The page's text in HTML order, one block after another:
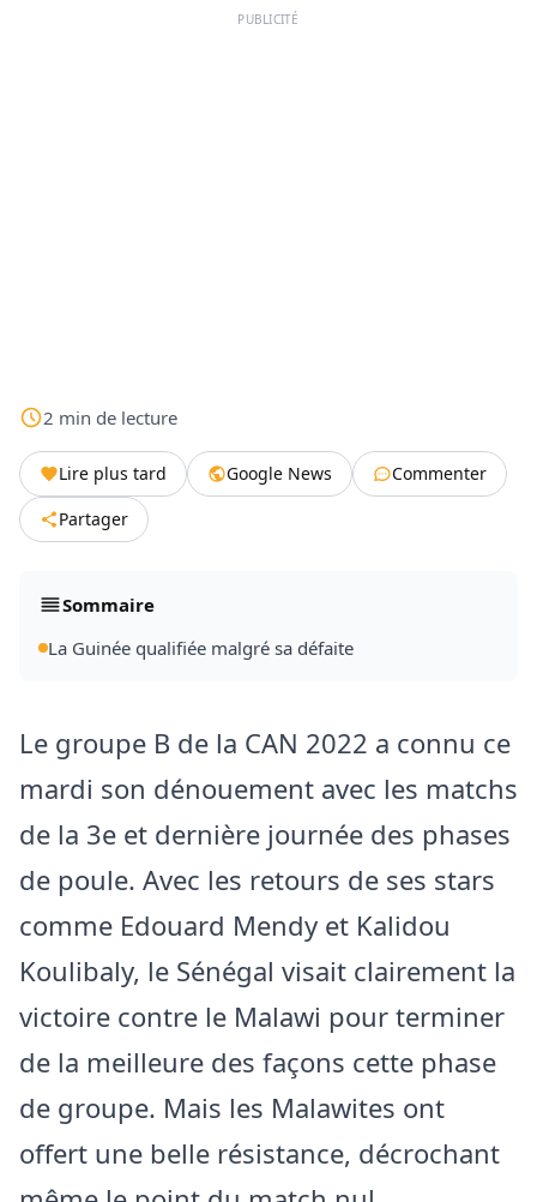
PUBLICITÉ
2 min de lecture
Lire plus tard Google News
Commenter
Partager
Sommaire
La Guinée qualifiée malgré sa défaite
Le groupe B de la CAN 2022 a connu ce
mardi son dénouement avec les matchs
de la 3e et dernière journée des phases
de poule. Avec les retours de ses stars
comme Edouard Mendy et Kalidou
Koulibaly, le Sénégal visait clairement la
victoire contre le Malawi pour terminer
de la meilleure des façons cette phase
de groupe. Mais les Malawites ont
offert une belle résistance, décrochant